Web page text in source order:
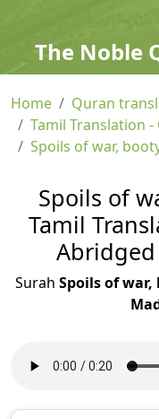
The Noble
Home
Quran
Tamil Translation
Spoils of war,
Spoils of
Tamil
Abridged
Surah Spoils of